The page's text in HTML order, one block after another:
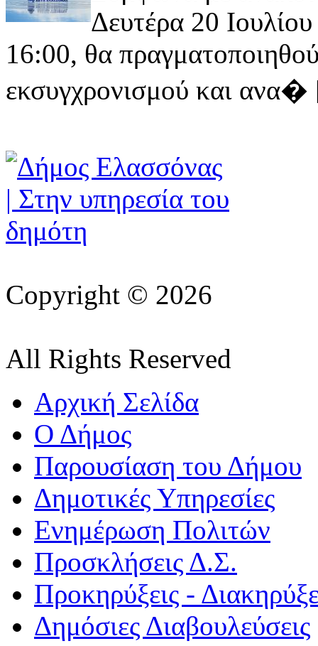
Δευτέρα 20
16:00, θα
εκσυγχρονισμού και
Copyright © 2026
All Rights Reserved
Αρχική Σελίδα
Ο Δήμος
Παρουσίαση του Δήμου
Δημοτικές Υπηρεσίες
Ενημέρωση Πολιτών
Προσκλήσεις Δ.Σ.
Προκηρύξεις -
Δημόσιες Διαβουλεύσεις